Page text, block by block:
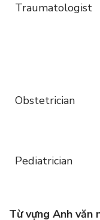
Traumatologist
Obstetrician
Pediatrician
Từ vựng Anh văn